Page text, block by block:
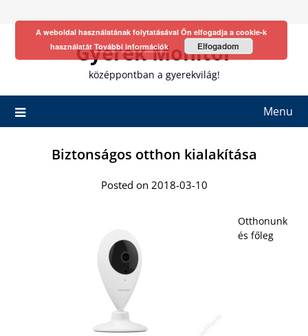
Gyerek Monitor
középpontban a gyerekvilág!
Menu
Biztonságos otthon kialakítása
Posted on 2018-03-10
Otthonunk
és főleg
A weboldal használatának folytatásával Ön elfogadja a cookie-k
használatát További információk Elfogadom